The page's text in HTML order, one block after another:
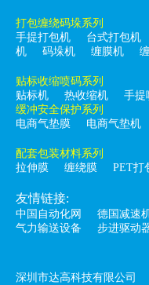
打包缠绕码垛系列
手提打包机
台式打包机
机
码垛机 缠膜机
贴标收缩喷码系列
贴标机
热收缩机
手提
缓冲安全保护系列
电商气垫膜
电商气垫机
配套包装材料系列
拉伸膜
缠绕膜 PET打
友情链接:
中国自动化网 德国减速
气力输送设备
步进驱动
深圳市达高科技有限公司